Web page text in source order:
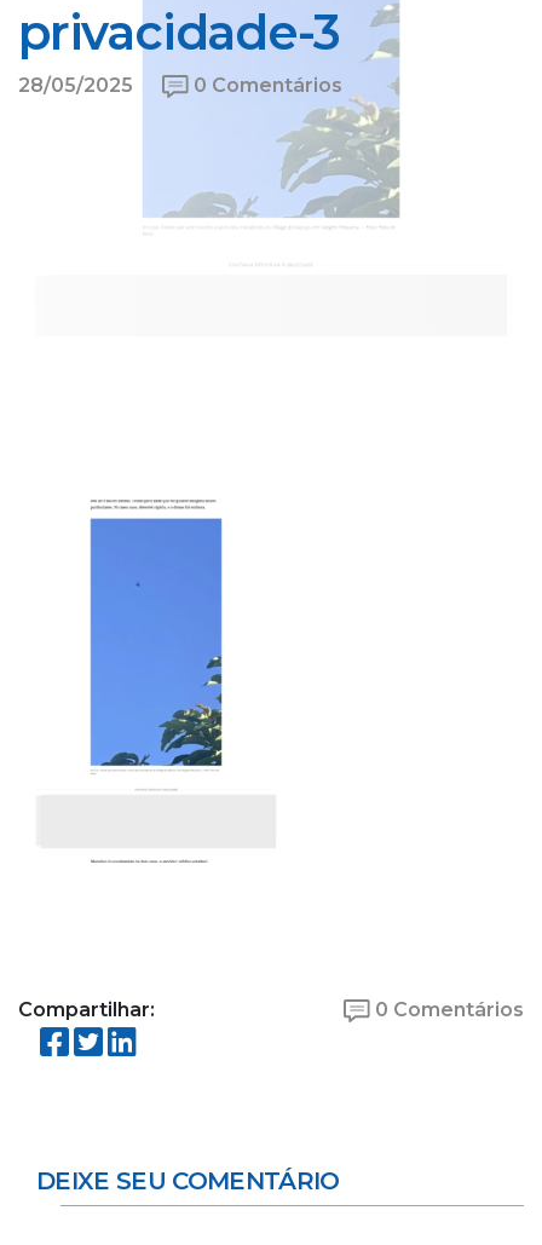
privacidade-3
28/05/2025 0 Comentários
Compartilhar: 0 Comentários
DEIXE SEU COMENTÁRIO